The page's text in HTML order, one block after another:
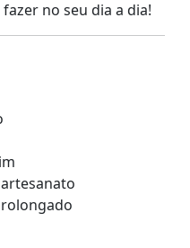
no seu dia a dia!